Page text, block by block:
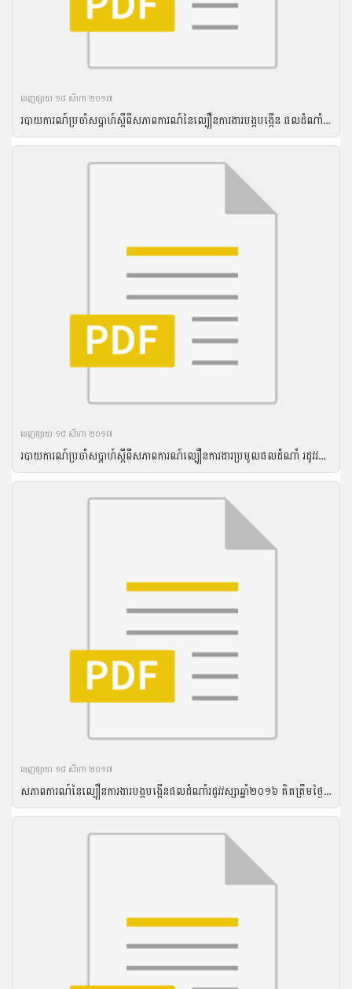
ចេញ​ផ្សាយ​ ១៨ សីហា ២០១៧
របាយការណ៍ប្រចាំសប្តាហ៍ស្តីពីសភាពការណ៍នៃល្បឿនការងារបង្កបង្កើន ផលដំណាំរដូវវស្សាឆ្នាំ២០១៦ គិតត្រឹមថ្ងៃទី០៧ ខែកញ្ញា ឆ្នាំ២០១៦
ចេញ​ផ្សាយ​ ១៨ សីហា ២០១៧
របាយការណ៍ប្រចាំសប្តាហ៍ស្តីពីសភាពការណ៍ល្បឿនការងារប្រមូលផលដំណាំ រដូវវស្សា ឆ្នាំ២០១៦ និងល្បឿនការងារបង្កបង្កើនផលដំណាំរដូវប្រាំងឆ្នាំ ២០១៦
ចេញ​ផ្សាយ​ ១៨ សីហា ២០១៧
សភាពការណ៍នៃល្បឿនការងារបង្កបង្កើនផលដំណាំរដូវវស្សាឆ្នាំ២០១៦ គិតត្រឹមថ្ងៃទី៣១ ខែសីហា ឆ្នាំ២០១៦